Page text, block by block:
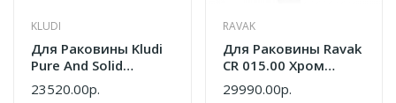
KLUDI
Для Раковины Kludi
Pure And Solid
340240575
23520.00р.
RAVAK
Для Раковины Ravak
CR 015.00 Хром
X070100
29990.00р.